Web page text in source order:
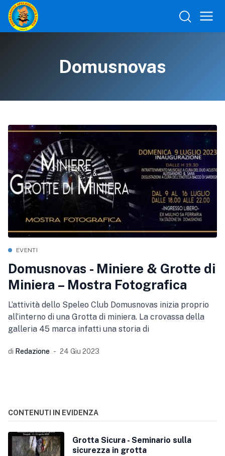
Domusnovas
EVENTI
Domusnovas - Miniere & Grotte di
Miniera – Mostra Fotografica
L’attività dello Speleo Club Domusnovas inizia proprio
all’interno di una Grotta di miniera. La crovassa della
galleria 45 marca infatti una storia di
di Redazione 24 Giu 2023
CONTENUTI IN EVIDENZA
Grotta Sicura - Seminario sulla
sicurezza in grotta